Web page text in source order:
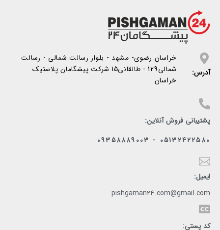
آدرس:
خراسان رضوی- مشهد - بلوار رسالت شمالی - رسالت
شمالی129 - طالقانی15 شرکت پیشگامان پلاستیک
خراسان
پشتیبانی فروش آنلاین:
05132422580 - 09358889003
ایمیل:
pishgaman24.com@gmail.com
کد پستی: